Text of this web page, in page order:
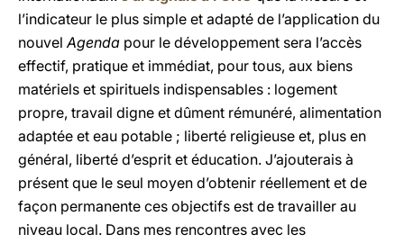
l’indicateur le plus simple et adapté de l’application du
nouvelAgenda pour le développement sera l’accès
effectif, pratique et immédiat, pour tous, aux biens
matériels et spirituels indispensables : logement
propre, travail digne et dûment rémunéré, alimentation
adaptée et eau potable ; liberté religieuse et, plus en
général, liberté d’esprit et éducation. J’ajouterais à
présent que le seul moyen d’obtenir réellement et de
façon permanente ces objectifs est de travailler au
niveau local. Dans mes rencontres avec les